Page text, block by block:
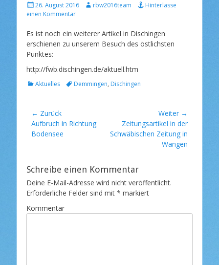
V
e
ö
f
e
n
26. August 2016
A
o
rbw2016team
Hinterlasse
einen Kommentar
Es ist noch ein weiterer Artikel in Dischingen
erschienen zu unserem Besuch des östlichsten
Punktes:
http://fwb.dischingen.de/aktuell.htm
K
Aktuelles
S
g
e
Demmingen, Dischingen
Beitragsnavigation
← Zurück
Vorheriger
Beitrag:
Aufbruch in Richtung
Bodensee
Weiter →
Nächster
Beitrag:
Zeitungsartikel in der
Schwäbischen Zeitung in
Wangen
Schreibe einen Kommentar
Deine E-Mail-Adresse wird nicht veröffentlicht.
Erforderliche Felder sind mit * markiert
Kommentar